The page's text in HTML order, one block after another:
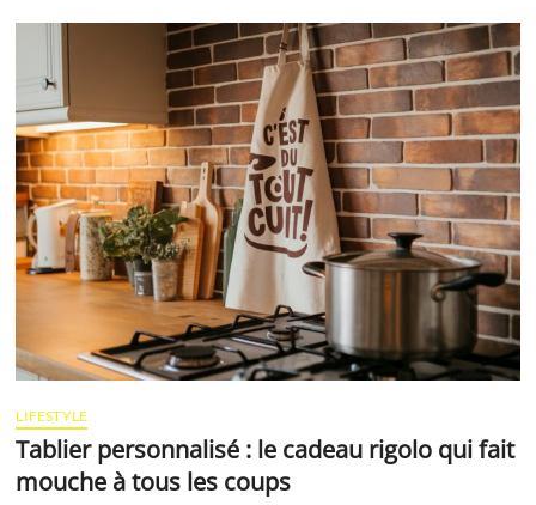
LIFESTYLE
Tablier personnalisé : le cadeau rigolo qui fait
mouche à tous les coups